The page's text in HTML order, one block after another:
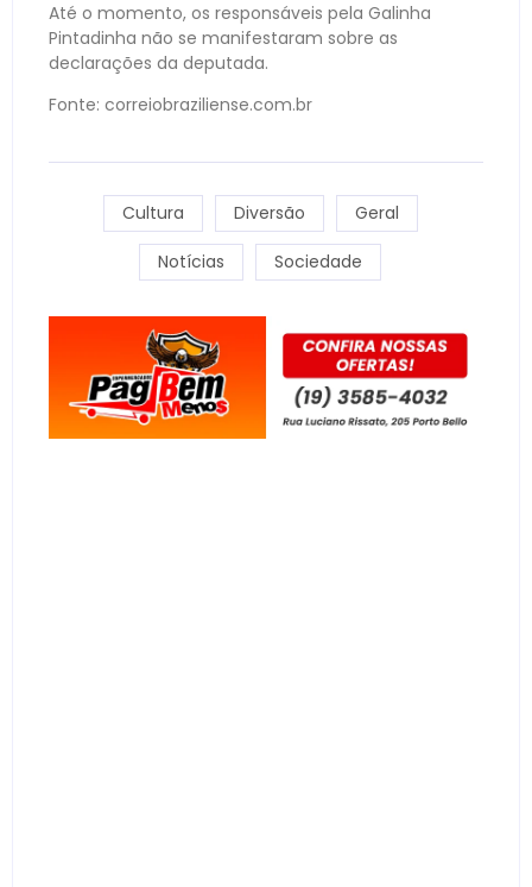
Até o momento, os responsáveis pela Galinha
Pintadinha não se manifestaram sobre as
declarações da deputada.
Fonte: correiobraziliense.com.br
Cultura Diversão Geral
Notícias Sociedade